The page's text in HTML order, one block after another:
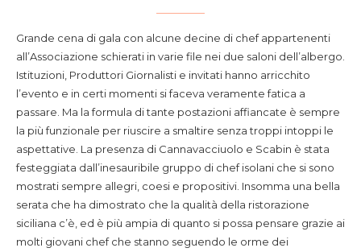
Grande cena di gala con alcune decine di chef appartenenti
all’Associazione schierati in varie file nei due saloni dell’albergo.
Istituzioni, Produttori Giornalisti e invitati hanno arricchito
l’evento e in certi momenti si faceva veramente fatica a
passare. Ma la formula di tante postazioni affiancate è sempre
la più funzionale per riuscire a smaltire senza troppi intoppi le
aspettative. La presenza di Cannavacciuolo e Scabin è stata
festeggiata dall’inesauribile gruppo di chef isolani che si sono
mostrati sempre allegri, coesi e propositivi. Insomma una bella
serata che ha dimostrato che la qualità della ristorazione
siciliana c’è, ed è più ampia di quanto si possa pensare grazie ai
molti giovani chef che stanno seguendo le orme dei